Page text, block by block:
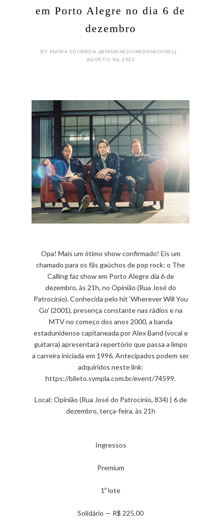
em Porto Alegre no dia 6 de
dezembro
BY MARIA EDUARDA {@MARIAEDUARDAMICHAEL} -
AGOSTO 06, 2022
Opa! Mais um ótimo show confirmado! Eis um
chamado para os fãs gaúchos de pop rock: o The
Calling faz show em Porto Alegre dia 6 de
dezembro, às 21h, no Opinião (Rua José do
Patrocínio). Conhecida pelo hit ‘Wherever Will You
Go’ (2001), presença constante nas rádios e na
MTV no começo dos anos 2000, a banda
estadunidense capitaneada por Alex Band (vocal e
guitarra) apresentará repertório que passa a limpo
a carreira iniciada em 1996. Antecipados podem ser
adquiridos neste link:
https://bileto.sympla.com.br/event/74599.
Local: Opinião (Rua José do Patrocínio, 834) | 6 de
dezembro, terça-feira, às 21h
Ingressos
Premium
1º lote
Solidário — R$ 225,00